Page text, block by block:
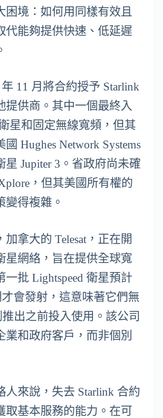
困境：如何用同樣有效且
代能夠提供快速、低延遲
11 月將合約授予 Starlink
提供商。其中一個最終入
星和固定無線寬頻，但其
Hughes Network Systems
Jupiter 3。省政府尚未確
，但其美國所有權的
變得複雜。
拿大的 Telesat，正在開
星網絡，旨在提供全球寬
批 Lightspeed 衛星預計
會發射，這意味著它們無
出之前投入使用。該公司
業和政府客戶，而非個別
人來說，失去 Starlink 合約
取基本服務的能力。在可